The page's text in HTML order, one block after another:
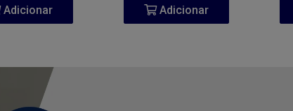
Adicionar Adicionar